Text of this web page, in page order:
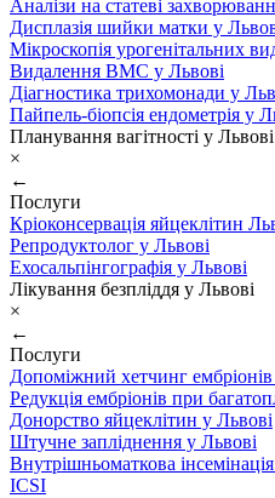
Аналізи на статеві
Дисплазія шийки матки у
Мікроскопія урогенітальних
Видалення ВМС у Львові
Діагностика трихомонади у
Пайпель-біопсія ендометрія у
Планування вагітності у Львові
×
←
Послуги
Кріоконсервація яйцеклітин
Репродуктолог у Львові
Ехосальпінгографія у Львові
Лікування безпліддя у Львові
×
←
Послуги
Допоміжний хетчинг ембріонів
Редукція ембріонів при
Донорство яйцеклітин у Львові
Штучне запліднення у Львові
Внутрішньоматкова
ICSI